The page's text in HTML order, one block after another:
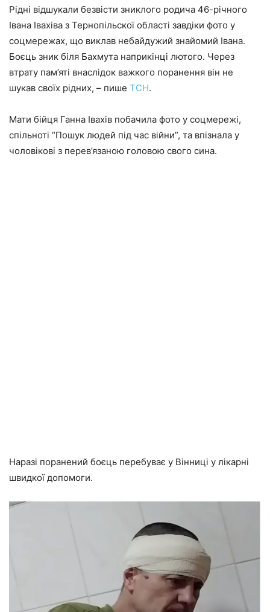
Рідні відшукали безвісти зниклого родича 46-річного
Івана Івахіва з Тернопільскої області завдіки фото у
соцмережах, що виклав небайдужий знайомий Івана.
Боєць зник біля Бахмута наприкінці лютого. Через
втрату пам’яті внаслідок важкого поранення він не
шукав своїх рідних, – пише ТСН.
Мати бійця Ганна Івахів побачила фото у соцмережі,
спільноті “Пошук людей під час війни”, та впізнала у
чоловікові з перев’язаною головою свого сина.
Наразі поранений боєць перебуває у Вінниці у лікарні
швидкої допомоги.